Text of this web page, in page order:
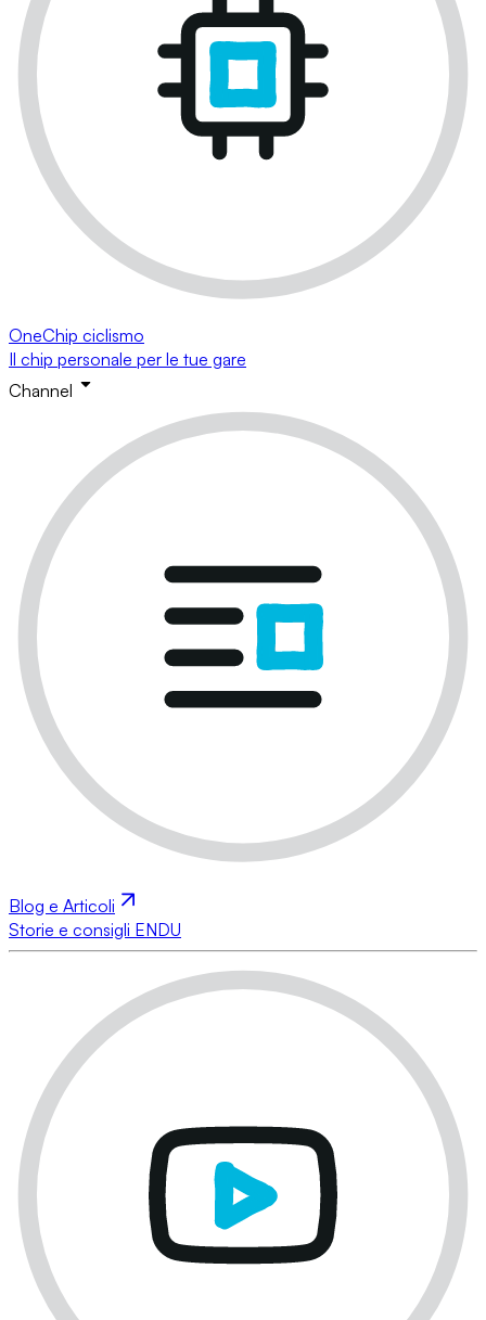
OneChip ciclismo
Il chip personale per le tue gare
Channel
Blog e Articoli
Storie e consigli ENDU